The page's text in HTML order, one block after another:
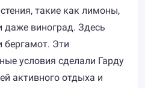
такие как лимоны,
даже виноград. Здесь
бергамот. Эти
условия сделали Гарду
активного отдыха и